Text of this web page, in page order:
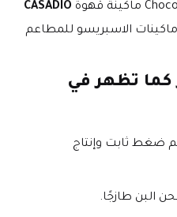
CASADIO